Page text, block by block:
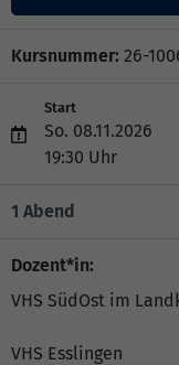
Kursnummer: 26-
Start
So. 08.11.2026
19:30 Uhr
1 Abend
Dozent*in:
VHS SüdOst im
VHS Esslingen